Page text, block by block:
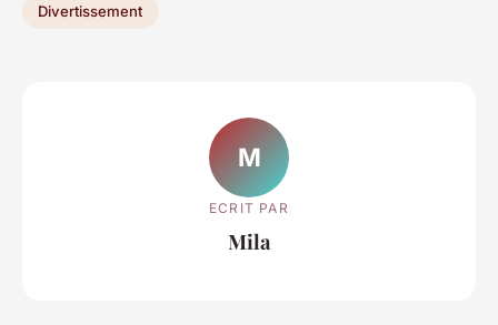
Divertissement
M
ECRIT PAR
Mila